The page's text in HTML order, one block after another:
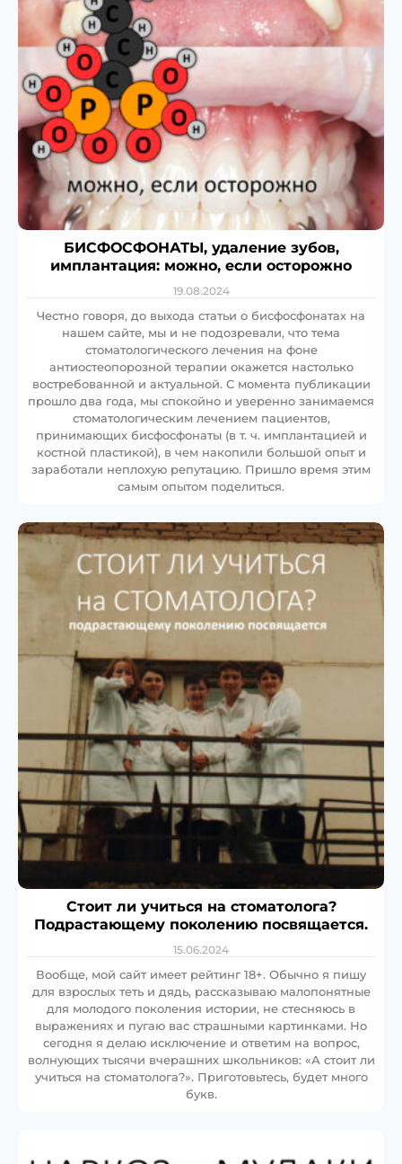
БИСФОСФОНАТЫ, удаление зубов,
имплантация: можно, если осторожно
19.08.2024
Честно говоря, до выхода статьи о бисфосфонатах на
нашем сайте, мы и не подозревали, что тема
стоматологического лечения на фоне
антиостеопорозной терапии окажется настолько
востребованной и актуальной. С момента публикации
прошло два года, мы спокойно и уверенно занимаемся
стоматологическим лечением пациентов,
принимающих бисфосфонаты (в т. ч. имплантацией и
костной пластикой), в чем накопили большой опыт и
заработали неплохую репутацию. Пришло время этим
самым опытом поделиться.
Стоит ли учиться на стоматолога?
Подрастающему поколению посвящается.
15.06.2024
Вообще, мой сайт имеет рейтинг 18+. Обычно я пишу
для взрослых теть и дядь, рассказываю малопонятные
для молодого поколения истории, не стесняюсь в
выражениях и пугаю вас страшными картинками. Но
сегодня я делаю исключение и ответим на вопрос,
волнующих тысячи вчерашних школьников: «А стоит ли
учиться на стоматолога?». Приготовьтесь, будет много
букв.